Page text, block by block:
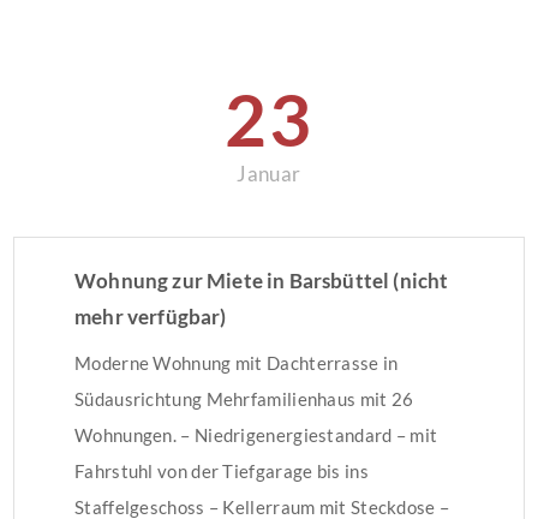
23
Januar
Wohnung zur Miete in Barsbüttel (nicht
mehr verfügbar)
Moderne Wohnung mit Dachterrasse in
Südausrichtung Mehrfamilienhaus mit 26
Wohnungen. – Niedrigenergiestandard – mit
Fahrstuhl von der Tiefgarage bis ins
Staffelgeschoss – Kellerraum mit Steckdose –